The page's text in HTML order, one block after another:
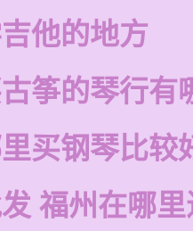
他的地方
筝的琴行有
买钢琴比较
福州在哪